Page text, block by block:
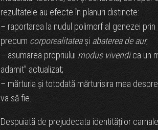
rezultatele au efecte în planuri distincte:
– raportarea la nudul polimorf al genezei
precum corporealitateași abaterea de aur;
– asumarea propriului modus vivendica un
adamit” actualizat;
– mărturia şi totodată mărturisira mea
va să fie.
Despuiată de prejudecata identităților